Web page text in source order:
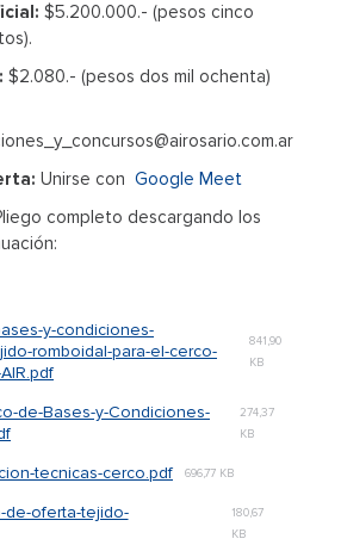
$5.200.000.- (pesos cinco
$2.080.- (pesos dos mil ochenta)
Unirse con Google Meet
completo descargando los
y-condiciones-
romboidal-para-el-cerco-
841,90
KB
de-Bases-y-Condiciones-
274,37
KB
tecnicas-cerco.pdf 696,77 KB
de-oferta-tejido-
180,67
KB